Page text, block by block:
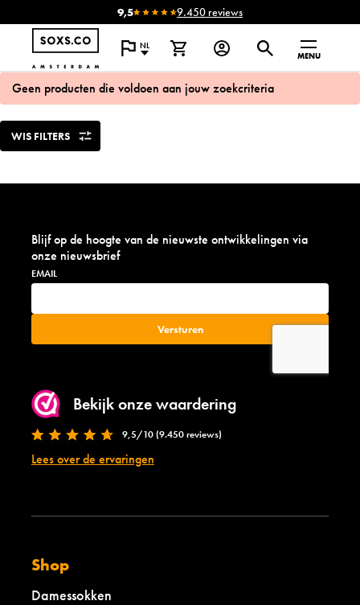
9,5 9.450 reviews
NL
MENU
Geen producten die voldoen aan jouw zoekcriteria
WIS FILTERS
Blijf op de hoogte van de nieuwste ontwikkelingen via
onze nieuwsbrief
Bekijk onze waardering
9,5/10 (9.450 reviews)
Lees over de ervaringen
Shop
Damessokken